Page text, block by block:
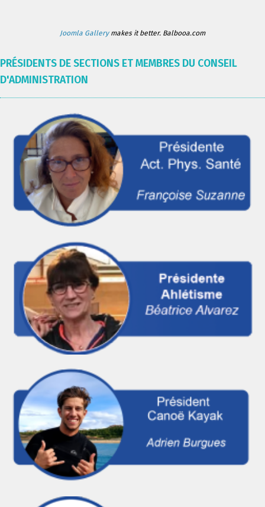
Joomla Gallerymakes it better. Balbooa.com
PRÉSIDENTS DE SECTIONS ET MEMBRES DU CONSEIL
D'ADMINISTRATION